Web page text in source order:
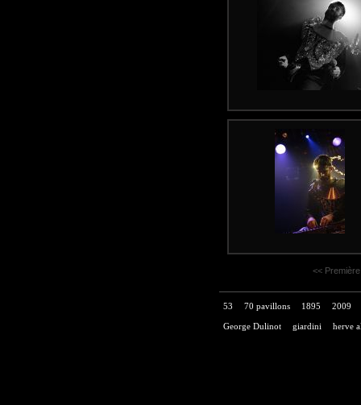
<<
53 70 pavillons 1895 2009
George Dulinot giardini herve